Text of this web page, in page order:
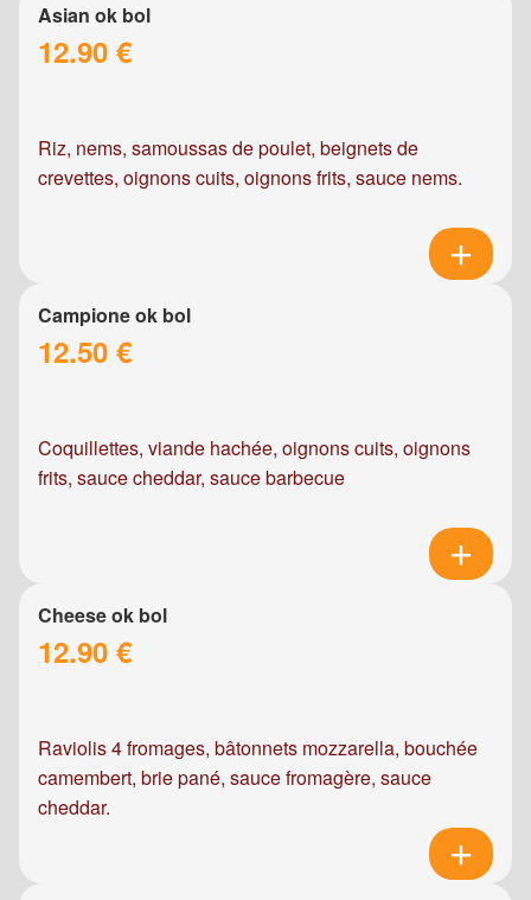
Asian ok bol
12.90 €
Riz, nems, samoussas de poulet, beignets de
crevettes, oignons cuits, oignons frits, sauce nems.
Campione ok bol
12.50 €
Coquillettes, viande hachée, oignons cuits, oignons
frits, sauce cheddar, sauce barbecue
Cheese ok bol
12.90 €
Raviolis 4 fromages, bâtonnets mozzarella, bouchée
camembert, brie pané, sauce fromagère, sauce
cheddar.